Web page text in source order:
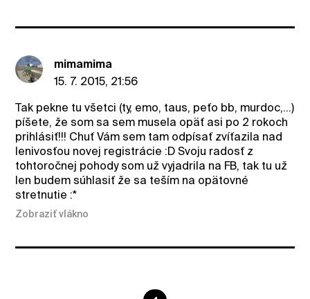
mimamima
15. 7. 2015, 21:56
Tak pekne tu všetci (ty, emo, taus, peťo bb, murdoc,...)
píšete, že som sa sem musela opäť asi po 2 rokoch
prihlásiť!!! Chuť Vám sem tam odpísať zvíťazila nad
lenivosťou novej registrácie :D Svoju radosť z
tohtoročnej pohody som už vyjadrila na FB, tak tu už
len budem súhlasiť že sa teším na opätovné
stretnutie :*
Zobraziť vlákno